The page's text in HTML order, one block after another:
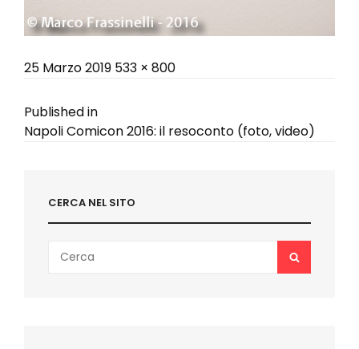
Posted
25 Marzo 2019 Full
533 × 800
Navigazione
articoli
Published in
Napoli Comicon 2016: il resoconto (foto, video)
CERCA NEL SITO
for:
SEARCH